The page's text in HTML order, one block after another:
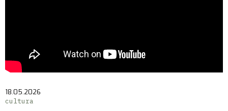
18.05.2026
cultura